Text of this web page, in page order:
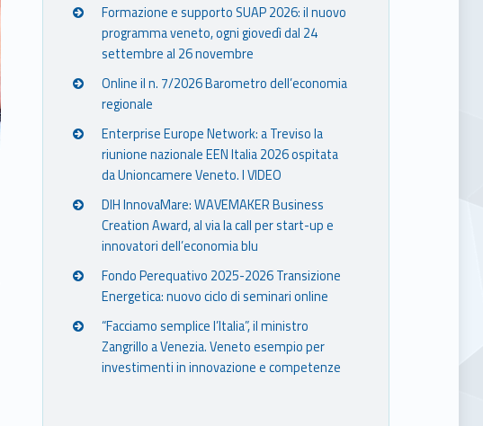
Formazione e supporto SUAP 2026: il nuovo
programma veneto, ogni giovedì dal 24
settembre al 26 novembre
Online il n. 7/2026 Barometro dell’economia
regionale
Enterprise Europe Network: a Treviso la
riunione nazionale EEN Italia 2026 ospitata
da Unioncamere Veneto. I VIDEO
DIH InnovaMare: WAVEMAKER Business
Creation Award, al via la call per start-up e
innovatori dell’economia blu
Fondo Perequativo 2025-2026 Transizione
Energetica: nuovo ciclo di seminari online
“Facciamo semplice l’Italia”, il ministro
Zangrillo a Venezia. Veneto esempio per
investimenti in innovazione e competenze